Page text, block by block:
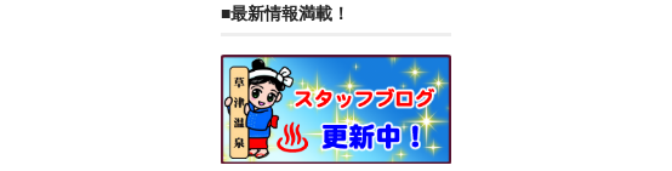
■最新情報満載！